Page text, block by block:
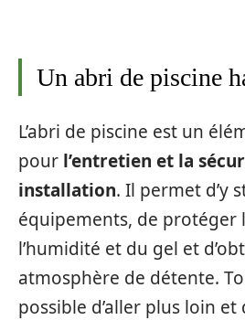
Un abri de piscine
L’abri de piscine est un
pour l’entretien et la
installation. Il permet d’y
équipements, de protéger
l’humidité et du gel et
atmosphère de détente.
possible d’aller plus loin et